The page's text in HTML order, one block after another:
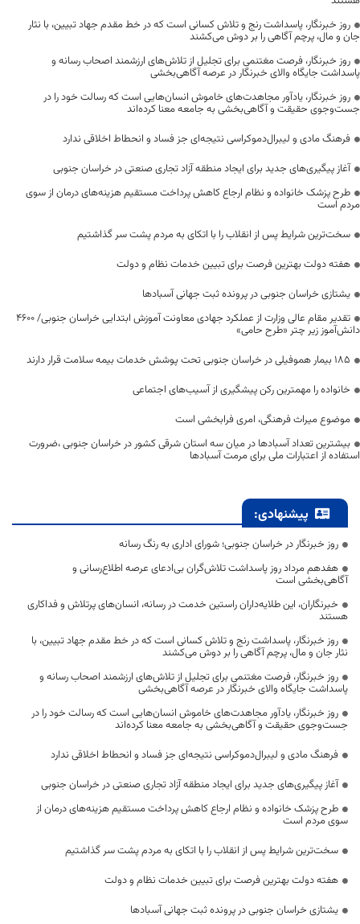
روز خبرنگار، پاسداشت رنج و تلاش کسانی است که در خط مقدم جهاد تبیین، با نثار
جان و مال، پرچم آگاهی را بر دوش می‌کشند
روز خبرنگار، فرصت مغتنمی برای تجلیل از تلاش‌های ارزشمند اصحاب رسانه و
پاسداشت جایگاه والای خبرنگار در عرصه آگاهی‌بخشی
روز خبرنگار، یادآور مجاهدت‌های خاموش انسان‌هایی است که رسالت خود را در
جست‌وجوی حقیقت و آگاهی‌بخشی به جامعه معنا کرده‌اند
فرهنگ مادی و لیبرال‌دموکراسی نتیجه‌ای جز فساد و انحطاط اخلاقی ندارد
آغاز پیگیری‌های جدید برای ایجاد منطقه آزاد تجاری صنعتی در خراسان جنوبی
طرح پزشک خانواده و نظام ارجاع کاهش پرداخت مستقیم هزینه‌های درمان از سوی
مردم است
سخت‌ترین شرایط پس از انقلاب را با اتکای به مردم پشت سر گذاشتیم
هفته دولت بهترین فرصت برای تبیین خدمات نظام و دولت
یشتازی خراسان جنوبی در پرونده ثبت جهانی آسبادها
تقدیر مقام عالی وزارت از عملکرد جهادی معاونت آموزش ابتدایی خراسان جنوبی/ ۴۶۰۰
دانش‌آموز زیر چتر «طرح حامی»
۱۸۵ بیمار هموفیلی در خراسان جنوبی تحت پوشش خدمات بیمه سلامت قرار دارند
خانواده را مهمترین رکن پیشگیری از آسیب‌های اجتماعی
موضوع میراث فرهنگی، امری فرابخشی است
بیشترین تعداد آسبادها در میان سه استان شرقی کشور در خراسان جنوبی ،ضرورت
استفاده از اعتبارات ملی برای مرمت آسبادها
پیشنهادی:
روز خبرنگار در خراسان جنوبی؛ شورای اداری به رنگ رسانه
هفدهم مرداد روز پاسداشت تلاش‌گران بی‌ادعای عرصه اطلاع‌رسانی و
آگاهی‌بخشی است
خبرنگاران، این طلایه‌داران راستین خدمت در رسانه، انسان‌های پرتلاش و فداکاری
هستند
روز خبرنگار، پاسداشت رنج و تلاش کسانی است که در خط مقدم جهاد تبیین، با
نثار جان و مال، پرچم آگاهی را بر دوش می‌کشند
روز خبرنگار، فرصت مغتنمی برای تجلیل از تلاش‌های ارزشمند اصحاب رسانه و
پاسداشت جایگاه والای خبرنگار در عرصه آگاهی‌بخشی
روز خبرنگار، یادآور مجاهدت‌های خاموش انسان‌هایی است که رسالت خود را در
جست‌وجوی حقیقت و آگاهی‌بخشی به جامعه معنا کرده‌اند
فرهنگ مادی و لیبرال‌دموکراسی نتیجه‌ای جز فساد و انحطاط اخلاقی ندارد
آغاز پیگیری‌های جدید برای ایجاد منطقه آزاد تجاری صنعتی در خراسان جنوبی
طرح پزشک خانواده و نظام ارجاع کاهش پرداخت مستقیم هزینه‌های درمان از
سوی مردم است
سخت‌ترین شرایط پس از انقلاب را با اتکای به مردم پشت سر گذاشتیم
هفته دولت بهترین فرصت برای تبیین خدمات نظام و دولت
یشتازی خراسان جنوبی در پرونده ثبت جهانی آسبادها